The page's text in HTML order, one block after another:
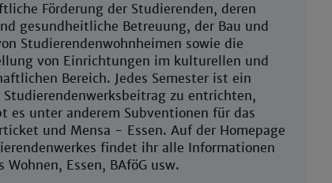
Förderung der Studierenden, deren
gesundheitliche Betreuung, der Bau und
Studierendenwohnheimen sowie die
von Einrichtungen im kulturellen und
Bereich. Jedes Semester ist ein
Studierendenwerksbeitrag zu entrichten,
es unter anderem Subventionen für das
und Mensa - Essen. Auf der Homepage
findet ihr alle Informationen
Wohnen, Essen, BAföG usw.